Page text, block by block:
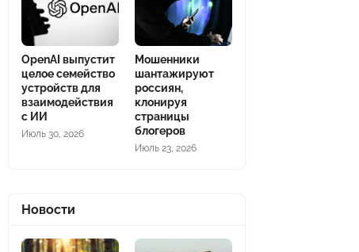
OpenAI выпустит
целое семейство
устройств для
взаимодействия
с ИИ
Июль 30, 2026
Мошенники
шантажируют
россиян,
клонируя
страницы
блогеров
Июль 23, 2026
Новости